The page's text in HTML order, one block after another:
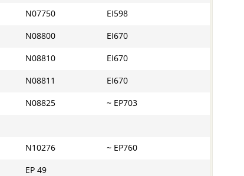
N07750 EI598
N08800 EI670
N08810 EI670
N08811 EI670
N08825 ~ EP703
N10276 ~ EP760
EP 49